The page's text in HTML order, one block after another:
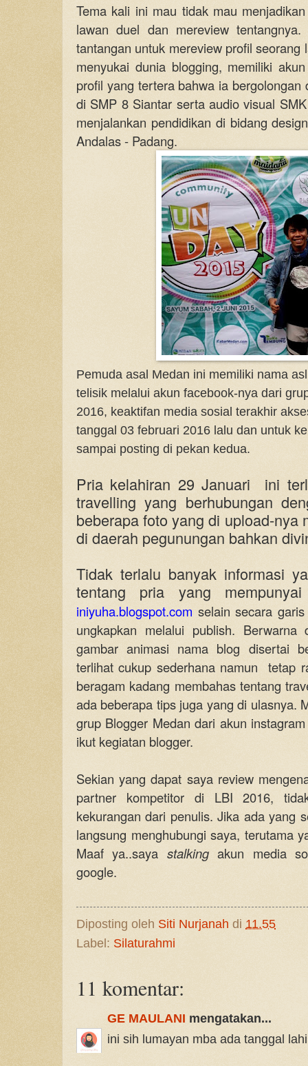
Tema kali ini mau tidak mau
lawan duel dan mereview
tantangan untuk mereview profil seorang
menyukai dunia blogging, memiliki
profil yang tertera bahwa ia
di SMP 8 Siantar serta audio visual
menjalankan pendidikan di bidang
Andalas - Padang.
Pemuda asal Medan ini memiliki nama
telisik melalui akun facebook-nya dari
2016, keaktifan media sosial terakhir
tanggal 03 februari 2016 lalu dan untuk
sampai posting di pekan kedua.
Pria kelahiran 29 Januari ini
travelling yang berhubungan
beberapa foto yang di upload-nya
di daerah pegunungan bahkan
Tidak terlalu banyak informasi
tentang pria yang
iniyuha.blogspot.com selain secara
ungkapkan melalui publish.
gambar animasi nama blog disertai
terlihat cukup sederhana namun tetap
beragam kadang membahas tentang
ada beberapa tips juga yang di ulasnya.
grup Blogger Medan dari akun
ikut kegiatan blogger.
Sekian yang dapat saya review
partner kompetitor di LBI 2016,
kekurangan dari penulis. Jika ada yang
langsung menghubungi saya, terutama
Maaf ya..saya stalking akun media
google.
Diposting oleh Siti Nurjanah di 11.55
Label: Silaturahmi
11 komentar:
GE MAULANI mengatakan...
ini sih lumayan mba ada tanggal